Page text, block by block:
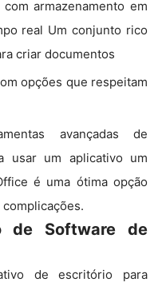
armazenamento em
real Um conjunto rico
criar documentos
opções que respeitam
avançadas de
usar um aplicativo um
é uma ótima opção
de Software de
de escritório para